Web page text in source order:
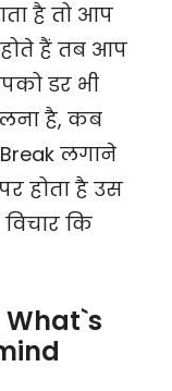
है तो आप
हैं तब आप
डर भी
है, कब
लगाने
होता है उस
कि